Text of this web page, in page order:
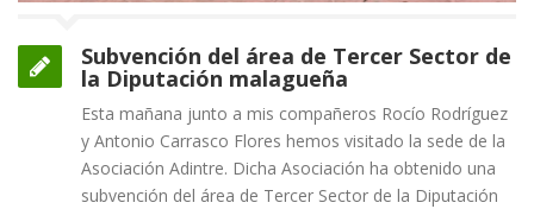
Subvención del área de Tercer Sector de
la Diputación malagueña
Esta mañana junto a mis compañeros Rocío Rodríguez
y Antonio Carrasco Flores hemos visitado la sede de la
Asociación Adintre. Dicha Asociación ha obtenido una
subvención del área de Tercer Sector de la Diputación